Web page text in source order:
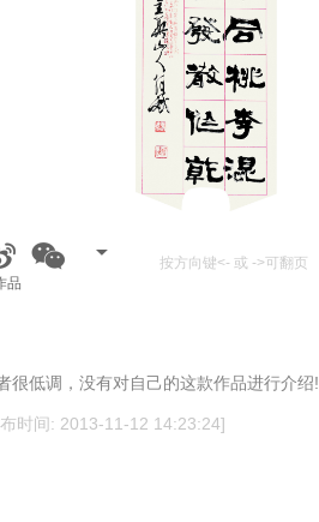
品
按方向键<- 或 ->可翻页
很低调，没有对自己的这款作品进行介绍!
时间: 2013-11-12 14:23:24]